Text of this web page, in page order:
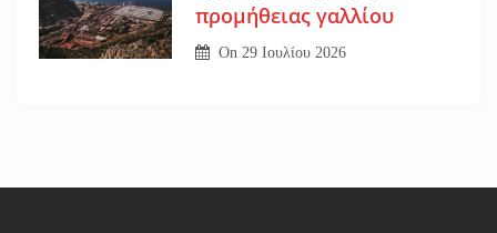
προμήθειας γαλλίου
On 29 Ιουλίου 2026